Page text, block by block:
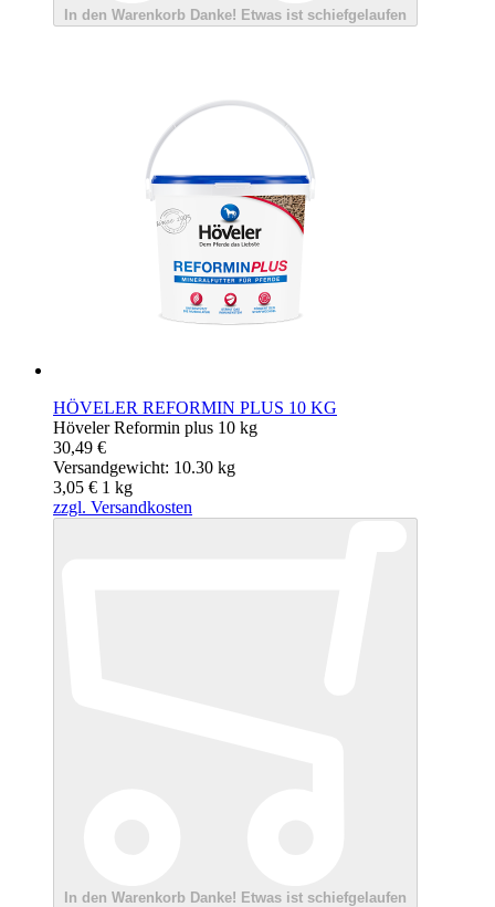
In den Warenkorb Danke! Etwas ist schiefgelaufen
HÖVELER REFORMIN PLUS 10 KG
Höveler Reformin plus 10 kg
30,49 €
Versandgewicht: 10.30 kg
3,05 € 1 kg
zzgl. Versandkosten
In den Warenkorb Danke! Etwas ist schiefgelaufen